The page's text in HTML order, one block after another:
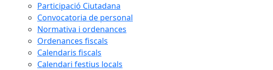
Participació Ciutadana
Convocatoria de personal
Normativa i ordenances
Ordenances fiscals
Calendaris fiscals
Calendari festius locals